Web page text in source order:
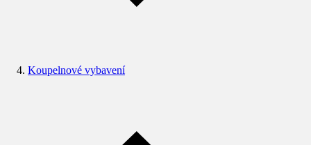
Koupelnové vybavení